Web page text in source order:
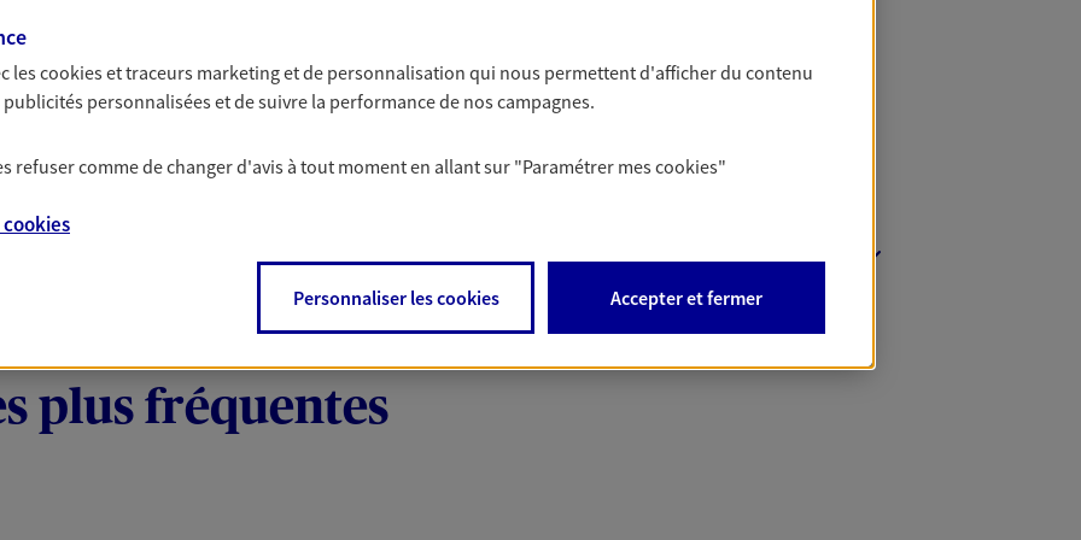
AXA Prévoyance &
Assurance Paris
Assurance Pyrénées-Atlantiques
Voir tous les départements
dans les départements et régions d'outre-mer
plus fréquentes
lescookies et traceurs marketing et de personnalisation qui nous permettent d'afficher du contenu
personnalisées et de suivre la performance de nos campagnes.
refuser comme de changer d'avis à tout moment en allant sur "Paramétrer mescookies"
cookies
Personnaliser les cookies Accepter et fermer